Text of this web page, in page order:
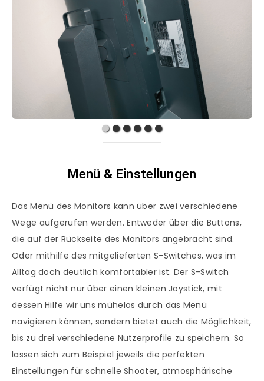
Menü & Einstellungen
Das Menü des Monitors kann über zwei verschiedene
Wege aufgerufen werden. Entweder über die Buttons,
die auf der Rückseite des Monitors angebracht sind.
Oder mithilfe des mitgelieferten S-Switches, was im
Alltag doch deutlich komfortabler ist. Der S-Switch
verfügt nicht nur über einen kleinen Joystick, mit
dessen Hilfe wir uns mühelos durch das Menü
navigieren können, sondern bietet auch die Möglichkeit,
bis zu drei verschiedene Nutzerprofile zu speichern. So
lassen sich zum Beispiel jeweils die perfekten
Einstellungen für schnelle Shooter, atmosphärische